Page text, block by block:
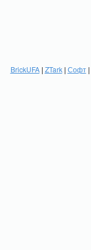
BrickUFA| ZTark| Софт|